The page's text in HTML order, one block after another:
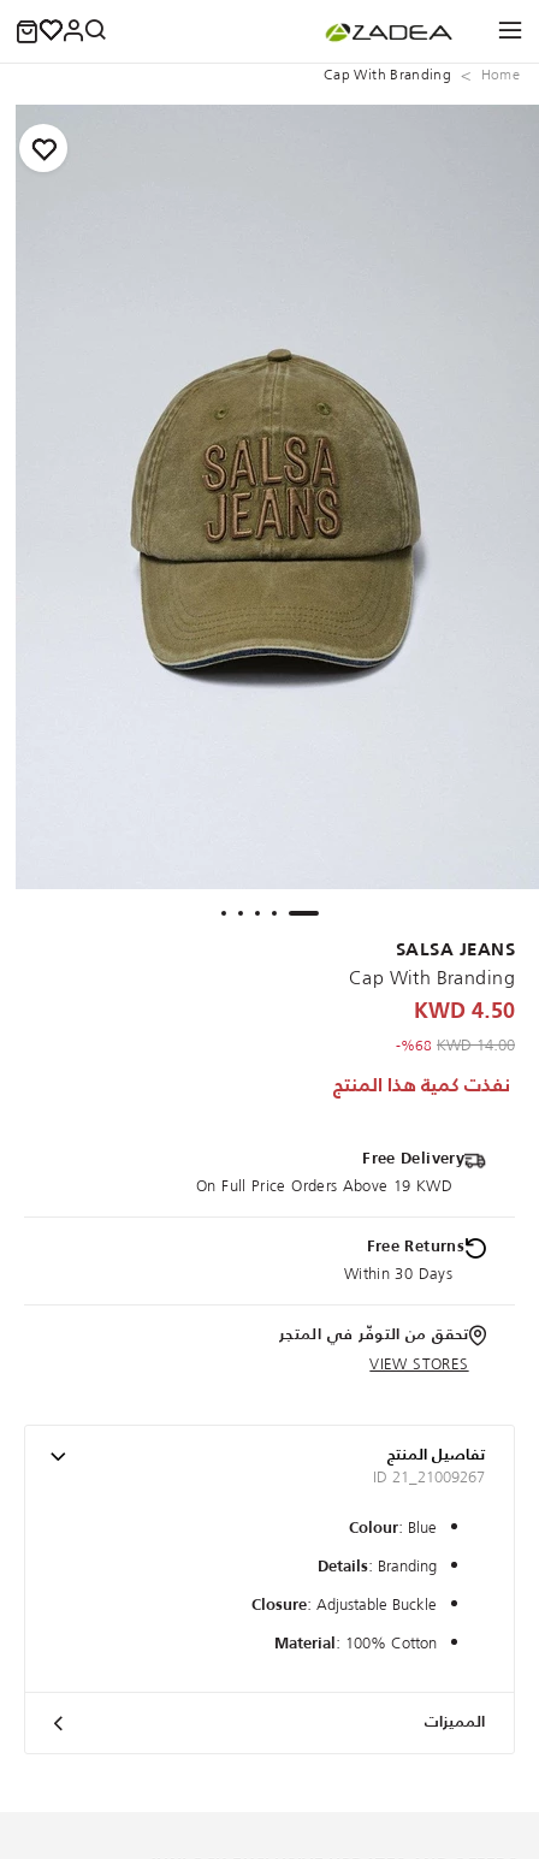
Home
Cap With Branding
SALSA JEANS
Cap With Branding
4.50 KWD
Price reduced from
14.00 KWD
to 4.50 KWD
%68-
نفذت كمية هذا المنتج
Free Delivery
On Full Price Orders Above 19 KWD
Free Returns
Within 30 Days
تحقق من التوفّر في المتجر
VIEW STORES
تفاصيل المنتج
ID 21_21009267
Colour: Blue
Details: Branding
Closure: Adjustable Buckle
Material : 100% Cotton
المميزات